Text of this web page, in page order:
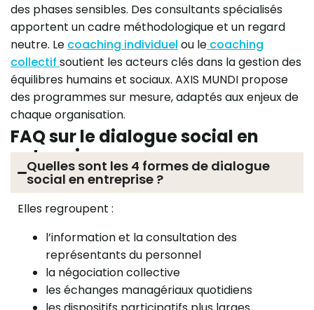
des phases sensibles. Des consultants spécialisés
apportent un cadre méthodologique et un regard
neutre. Le coaching individuel ou le coaching
collectif soutient les acteurs clés dans la gestion des
équilibres humains et sociaux. AXIS MUNDI propose
des programmes sur mesure, adaptés aux enjeux de
chaque organisation.
FAQ sur le dialogue social en
entreprise
Quelles sont les 4 formes de dialogue
social en entreprise ?
Elles regroupent :
l’information et la consultation des
représentants du personnel
la négociation collective
les échanges managériaux quotidiens